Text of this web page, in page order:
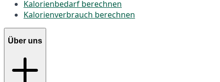
Kalorienbedarf berechnen
Kalorienverbrauch berechnen
Über uns